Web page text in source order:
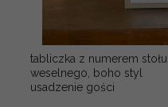
tabliczka z numerem stołu
weselnego, boho styl
usadzenie gości